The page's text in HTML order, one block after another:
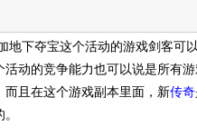
地下夺宝这个活动的游戏剑客可
动的竞争能力也可以说是所有
且在这个游戏副本里面，新传奇